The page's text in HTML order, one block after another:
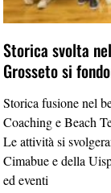
Storica svolta
Grosseto si
Storica fusione nel
Coaching e Beach
Le attività si
Cimabue e della
ed eventi